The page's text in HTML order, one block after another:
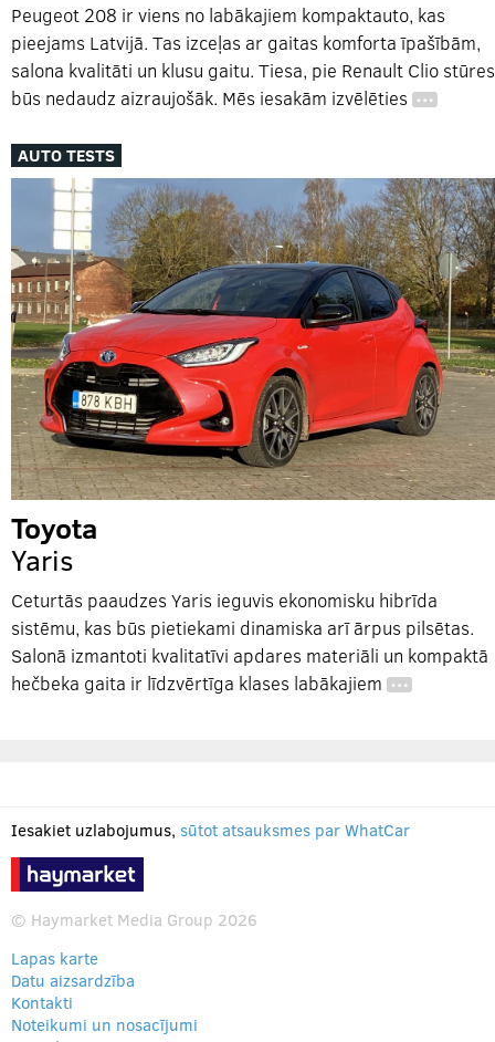
Peugeot 208 ir viens no labākajiem kompaktauto, kas
pieejams Latvijā. Tas izceļas ar gaitas komforta īpašībām,
salona kvalitāti un klusu gaitu. Tiesa, pie Renault Clio stūres
būs nedaudz aizraujošāk. Mēs iesakām izvēlēties …
AUTO TESTS
Toyota
Yaris
Ceturtās paaudzes Yaris ieguvis ekonomisku hibrīda
sistēmu, kas būs pietiekami dinamiska arī ārpus pilsētas.
Salonā izmantoti kvalitatīvi apdares materiāli un kompaktā
hečbeka gaita ir līdzvērtīga klases labākajiem …
Iesakiet uzlabojumus, sūtot atsauksmes par WhatCar
© Haymarket Media Group 2026
Lapas karte
Datu aizsardzība
Kontakti
Noteikumi un nosacījumi